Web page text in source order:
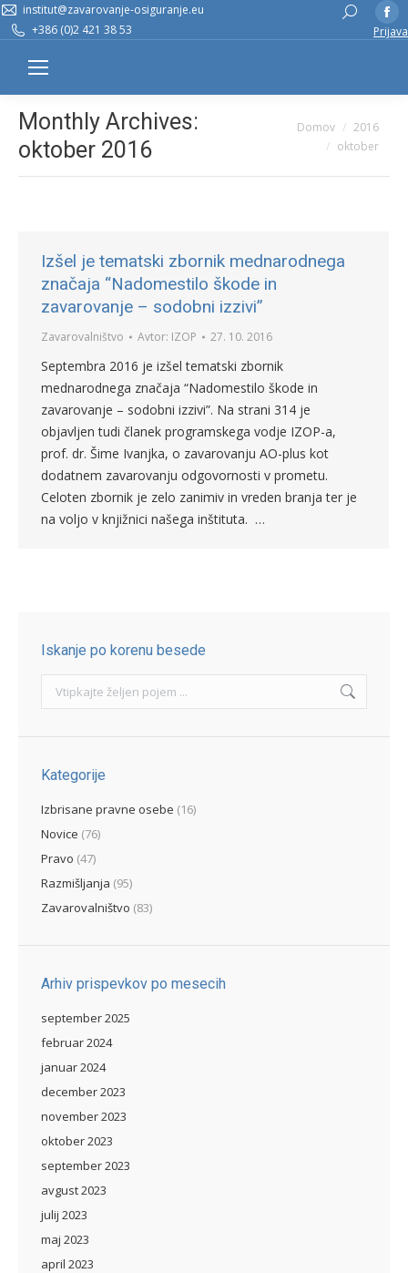
institut@zavarovanje-osiguranje.eu
+386 (0)2 421 38 53
Search:
Prijava
Monthly Archives:
oktober 2016
You are here:
Domov
2016
oktober
Izšel je tematski zbornik mednarodnega
značaja “Nadomestilo škode in
zavarovanje – sodobni izzivi”
Zavarovalništvo Avtor: IZOP 27. 10. 2016
Septembra 2016 je izšel tematski zbornik
mednarodnega značaja “Nadomestilo škode in
zavarovanje – sodobni izzivi”. Na strani 314 je
objavljen tudi članek programskega vodje IZOP-a,
prof. dr. Šime Ivanjka, o zavarovanju AO-plus kot
dodatnem zavarovanju odgovornosti v prometu.
Celoten zbornik je zelo zanimiv in vreden branja ter je
na voljo v knjižnici našega inštituta. …
Iskanje po korenu besede
Search:
Kategorije
Izbrisane pravne osebe (16)
Novice (76)
Pravo (47)
Razmišljanja (95)
Zavarovalništvo (83)
Arhiv prispevkov po mesecih
september 2025
februar 2024
januar 2024
december 2023
november 2023
oktober 2023
september 2023
avgust 2023
julij 2023
maj 2023
april 2023